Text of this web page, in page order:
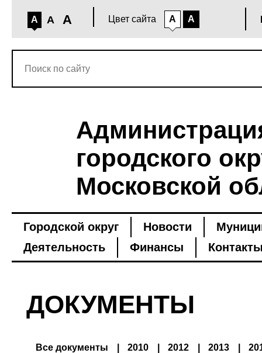
A A A Цвет сайта A A
городского
Московской
Городской округ Новости
Деятельность
Финансы
ДОКУМЕНТЫ
Все документы 2010 2012 2013